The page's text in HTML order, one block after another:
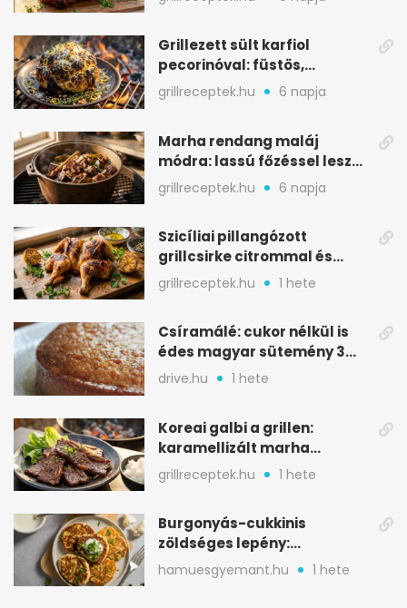
Grillezett sült karfiol
pecorinóval: füstös,
karamellizált nyári kedvenc
grillreceptek.hu 6 napja
Marha rendang maláj
módra: lassú főzéssel lesz
igazán szaftos
grillreceptek.hu 6 napja
Szicíliai pillangózott
grillcsirke citrommal és
oregánóval
grillreceptek.hu 1 hete
Csíramálé: cukor nélkül is
édes magyar sütemény 3
alapanyagból
drive.hu 1 hete
Koreai galbi a grillen:
karamellizált marha
rövidborda gyorsan
grillreceptek.hu 1 hete
Burgonyás-cukkinis
zöldséges lepény:
aranybarna, szaftos, hús
nélkül is
hamuesgyemant.hu 1 hete